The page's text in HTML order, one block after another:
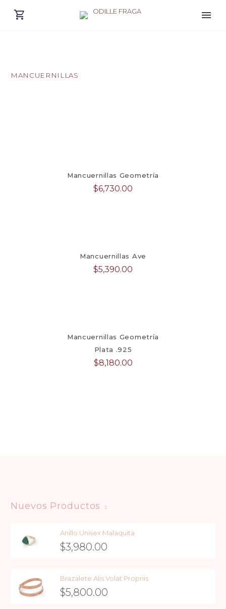
MANCUERNILLAS
Mancuernillas Geometría
$6,730.00
Mancuernillas Ave
$5,390.00
Mancuernillas Geometría
Plata .925
$8,180.00
Nuevos Productos
Anillo Unisex Malaquita
$3,980.00
Brazalete Alis Volat Propriis
$5,800.00